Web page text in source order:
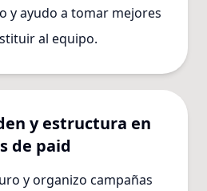
y ayudo a tomar mejores
al equipo.
y estructura en
de paid
y organizo campañas